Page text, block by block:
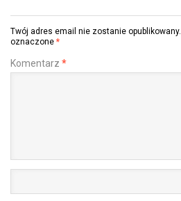
Twój adres email nie zostanie opublikowany.
oznaczone *
Komentarz *